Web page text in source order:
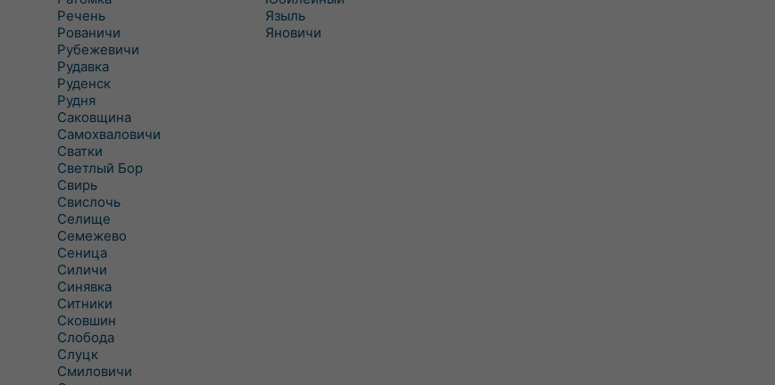
Речень
Рованичи
Рубежевичи
Рудавка
Руденск
Рудня
Саковщина
Самохваловичи
Сватки
Светлый Бор
Свирь
Свислочь
Селище
Семежево
Сеница
Силичи
Синявка
Ситники
Сковшин
Слобода
Слуцк
Смиловичи
Языль
Яновичи